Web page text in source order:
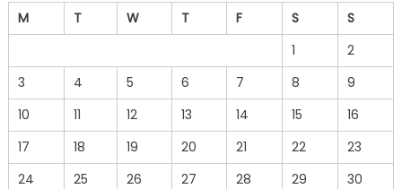
M
T W T F S
S
1
2
3
4 5 6 7 8
9
10
11 12 13 14 15
16
17
18 19 20 21 22
23
24
25 26 27 28 29
30